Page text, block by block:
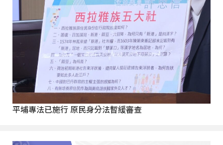
平埔專法已施行 原民身分法暫緩審查